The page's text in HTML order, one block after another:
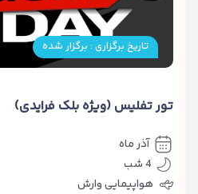
تاریخ برگزاری : برگزار شده
تور تفلیس (ویژه بلک فرایدی)
آذر ماه
4 شب
هواپیمایی وارش